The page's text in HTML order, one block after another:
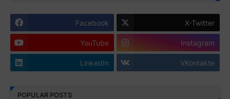
Juz 3 ⇨ http://j.mp/2bFSrtF
Juz 4 ⇨ http://j.mp/2b8SXi3
Juz 5 ⇨ http://j.mp/2b8RZm3
Facebook X-Twitter
YouTube Instagram
LinkedIn VKontakte
POPULAR POSTS